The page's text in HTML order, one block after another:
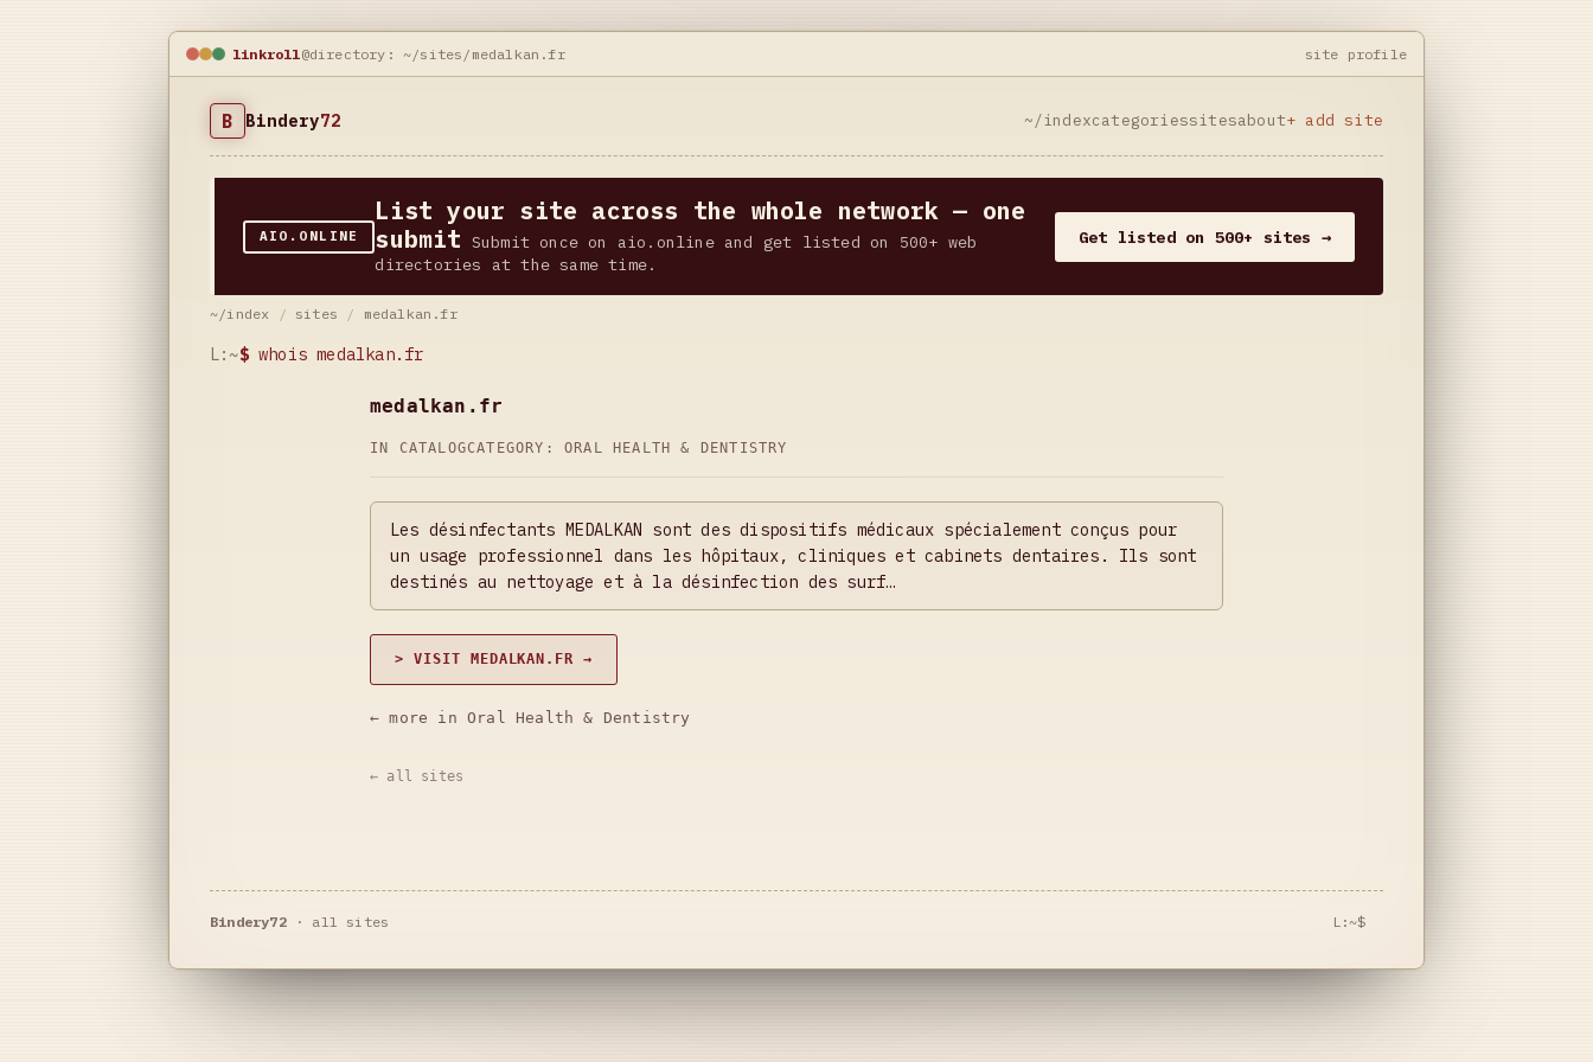
linkroll@directory: ~/sites/medalkan.fr site profile
B Bindery72 ~/indexcategoriessitesabout+ add site
AIO.ONLINE
List your site across the whole network — one
submit Submit once on aio.online and get listed on 500+ web
directories at the same time.
Get listed on 500+ sites →
~/index / sites / medalkan.fr
L:~$ whois medalkan.fr
medalkan.fr
IN CATALOGCATEGORY: ORAL HEALTH & DENTISTRY
Les désinfectants MEDALKAN sont des dispositifs médicaux spécialement conçus pour
un usage professionnel dans les hôpitaux, cliniques et cabinets dentaires. Ils sont
destinés au nettoyage et à la désinfection des surf…
> VISIT MEDALKAN.FR →
← more in Oral Health & Dentistry
← all sites
Bindery72· all sites L:~$